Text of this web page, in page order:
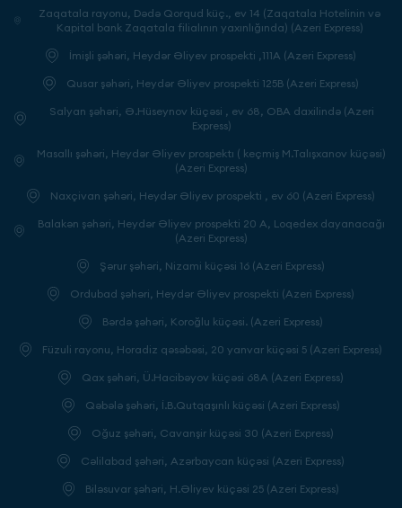
Zaqatala rayonu, Dədə Qorqud küç., ev 14 (Zaqatala Hotelinin və
Kapital bank Zaqatala filialının yaxınlığında) (Azeri Express)
İmişli şəhəri, Heydər Əliyev prospekti ,111A (Azeri Express)
Qusar şəhəri, Heydər Əliyev prospekti 125B (Azeri Express)
Salyan şəhəri, Ə.Hüseynov küçəsi , ev 68, OBA daxilində (Azeri
Express)
Masallı şəhəri, Heydər Əliyev prospektı ( keçmiş M.Talışxanov küçəsi)
(Azeri Express)
Naxçivan şəhəri, Heydər Əliyev prospekti , ev 60 (Azeri Express)
Balakən şəhəri, Heydər Əliyev prospekti 20 A, Loqedex dayanacağı
(Azeri Express)
Şərur şəhəri, Nizami küçəsi 16 (Azeri Express)
Ordubad şəhəri, Heydər Əliyev prospekti (Azeri Express)
Bərdə şəhəri, Koroğlu küçəsi. (Azeri Express)
Füzuli rayonu, Horadiz qəsəbəsi, 20 yanvar küçəsi 5 (Azeri Express)
Qax şəhəri, Ü.Hacibəyov küçəsi 68A (Azeri Express)
Qəbələ şəhəri, İ.B.Qutqaşınlı küçəsi (Azeri Express)
Oğuz şəhəri, Cavanşir küçəsi 30 (Azeri Express)
Cəlilabad şəhəri, Azərbaycan küçəsi (Azeri Express)
Biləsuvar şəhəri, H.Əliyev küçəsi 25 (Azeri Express)